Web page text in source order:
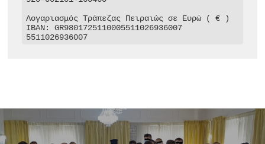
Λογαριασμός Τράπεζας Πειραιώς σε Ευρώ ( € )
IBAN: GR9801725110005511026936007
5511026936007